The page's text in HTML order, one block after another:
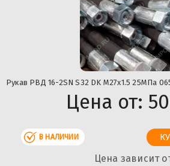
Рукав РВД 16-2SN S32 DK М27х1.5 25МПа
Цена от:
В НАЛИЧИИ
Цена зависит